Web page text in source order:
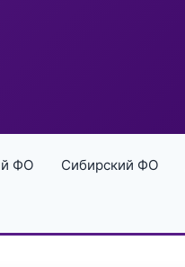
ФО Сибирский ФО